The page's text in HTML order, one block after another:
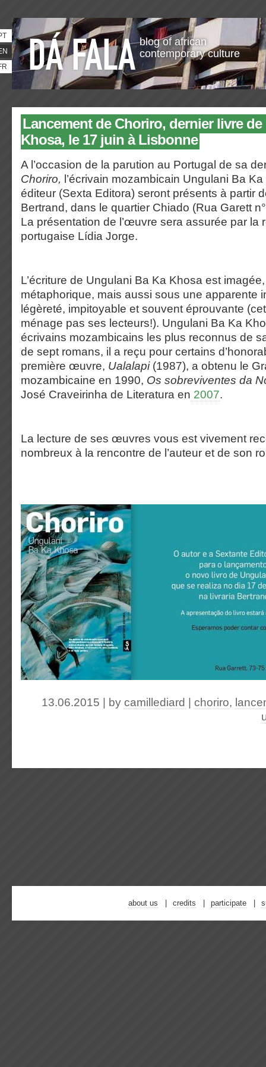
blog of african
contemporary culture
Lancement de Choriro, dernier livre
Khosa, le 17 juin à Lisbonne
A l’occasion de la parution au Portugal de sa
Choriro, l’écrivain mozambicain Ungulani Ba
éditeur (Sexta Editora) seront présents à partir
Bertrand, dans le quartier Chiado (Rua Garett
La présentation de l’œuvre sera assurée par la
portugaise Lídia Jorge.
L’écriture de Ungulani Ba Ka Khosa est
métaphorique, mais aussi sous une apparente
légèreté, impitoyable et souvent éprouvante
ménage pas ses lecteurs!). Ungulani Ba Ka
écrivains mozambicains les plus reconnus de
de sept romans, il a reçu pour certains
première œuvre, Ualalapi(1987), a obtenu le
mozambicaine en 1990, Os sobreviventes da
José Craveirinha de Literatura en 2007.
La lecture de ses œuvres vous est vivement
nombreux à la rencontre de l’auteur et de son
13.06.2015 | by camillediard choriro,
about us credits participate